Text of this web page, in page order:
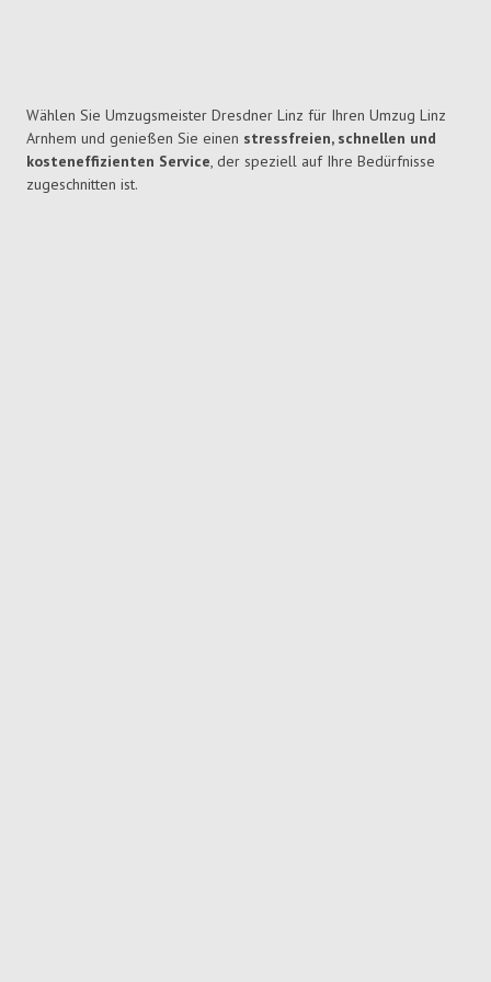
Wählen Sie Umzugsmeister Dresdner Linz für Ihren Umzug Linz
Arnhem und genießen Sie einen stressfreien, schnellen und
kosteneffizienten Service, der speziell auf Ihre Bedürfnisse
zugeschnitten ist.